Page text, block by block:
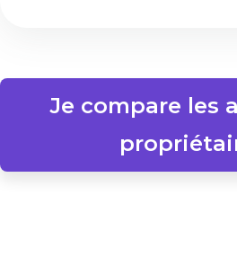
Je compare les